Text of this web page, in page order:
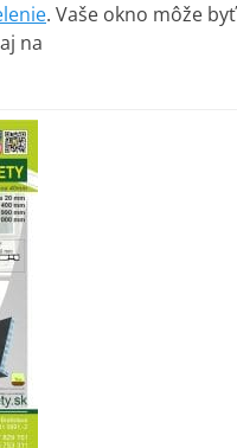
. Vaše okno môže byť
na